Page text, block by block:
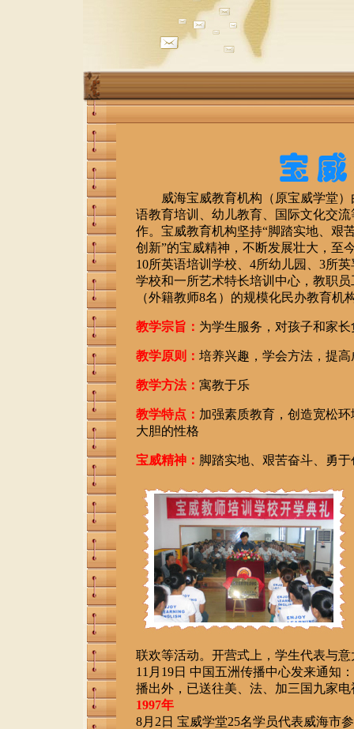
威海宝威教育机构（原宝威学堂）
语教育培训、幼儿教育、国际文化交流
作。宝威教育机构坚持“脚踏实地、艰
创新”的宝威精神，不断发展壮大，至
10所英语培训学校、4所幼儿园、3所
学校和一所艺术特长培训中心，教职员
（外籍教师8名）的规模化民办教育机
教学宗旨： 为学生服务，对孩子和家长
教学原则： 培养兴趣，学会方法，提高
教学方法： 寓教于乐
教学特点： 加强素质教育，创造宽松
大胆的性格
宝威精神： 脚踏实地、艰苦奋斗、勇于
联欢等活动。开营式上，学生代表与
11月19日 中国五洲传播中心发来通知
播出外，已送往美、法、加三国九家
1997年
8月2日 宝威学堂25名学员代表威海市